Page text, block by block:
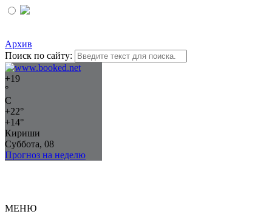
Архив
Поиск по сайту:
+19
°
C
+22°
+14°
Кириши
Суббота, 08
Прогноз на неделю
МЕНЮ